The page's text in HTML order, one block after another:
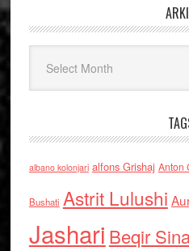
albano kolonjari alfons Grishaj Anton
Bushati Astrit Lulushi
Jashari Beqir